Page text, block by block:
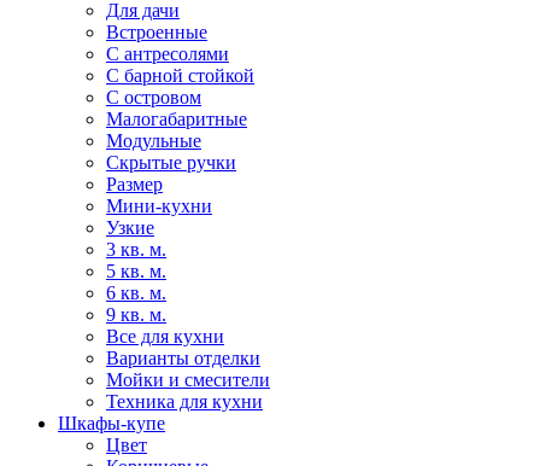
Для дачи
Встроенные
С антресолями
С барной стойкой
С островом
Малогабаритные
Модульные
Скрытые ручки
Размер
Мини-кухни
Узкие
3 кв. м.
5 кв. м.
6 кв. м.
9 кв. м.
Все для кухни
Варианты отделки
Мойки и смесители
Техника для кухни
Шкафы-купе
Цвет